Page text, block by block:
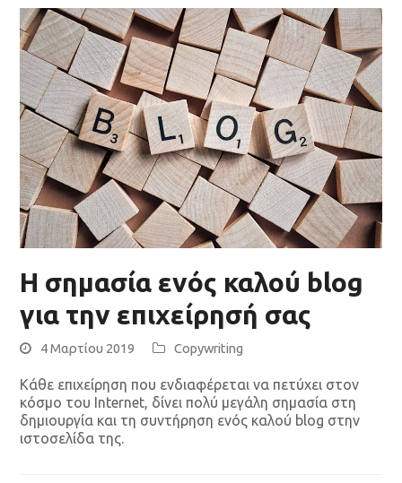
Η σημασία ενός καλού blog
για την επιχείρησή σας
4 Μαρτίου 2019 Copywriting
Κάθε επιχείρηση που ενδιαφέρεται να πετύχει στον
κόσμο του Internet, δίνει πολύ μεγάλη σημασία στη
δημιουργία και τη συντήρηση ενός καλού blog στην
ιστοσελίδα της.